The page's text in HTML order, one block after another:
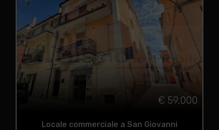
€ 59.000
Locale commerciale a San Giovanni